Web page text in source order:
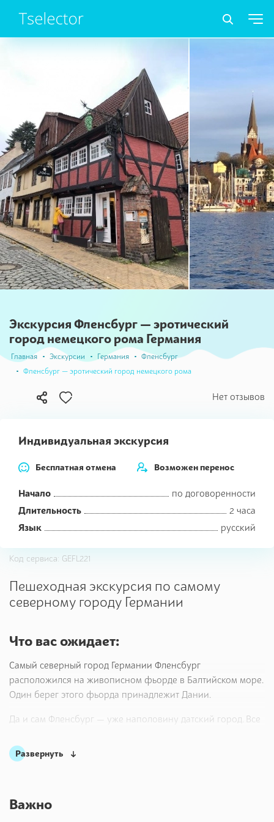
Экскурсия Фленсбург — эротический
город немецкого рома Германия
Главная Экскурсии Германия
Фленсбург
Фленсбург — эротический город немецкого рома
Нет отзывов
Индивидуальная экскурсия
Бесплатная отмена Возможен перенос
Начало
по договоренности
Длительность
2 часа
Язык
русский
Код сервиса: GEFL221
Пешеходная экскурсия по самому
северному городу Германии
Что вас ожидает:
Самый северный город Германии Фленсбург
расположился на живописном фьорде в Балтийском море.
Один берег этого фьорда принадлежит Дании.
Да и сам Фленсбург — уже наполовину датский город. Все
немецкои и датском. Есть датские школы и церкви,
библиотеки и театры. Более 400 лет город принадлежал
Датчане приезжают сюда как к себе домой: закупиться,
Развернуть
Важно